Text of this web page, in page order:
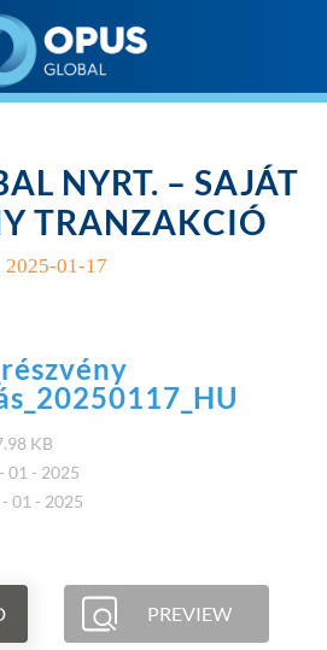
NYRT. – SAJÁT
TRANZAKCIÓ
2025-01-17
KB
01 - 2025
01 - 2025
PREVIEW